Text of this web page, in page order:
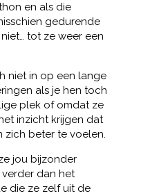
en als die
gedurende
tot ze weer een
niet in op een lange
als je hen toch
plek of omdat ze
inzicht krijgen dat
zich beter te voelen.
jou bijzonder
dan het
die ze zelf uit de